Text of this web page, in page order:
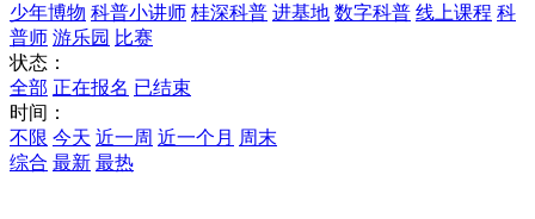
少年博物 科普小讲师 桂深科普 进基地 数字科普 线上课程 科
普师 游乐园 比赛
状态：
全部 正在报名 已结束
时间：
不限 今天 近一周 近一个月 周末
综合 最新 最热